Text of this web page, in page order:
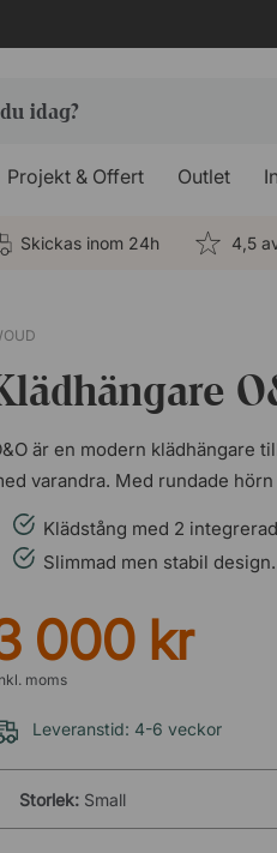
Projekt & Offert Outlet
Skickas inom 24h 4,5
är en modern klädhängare
varandra. Med rundade
Klädstång med 2
Slimmad men stabil design.
000 kr
moms
Leveranstid: 4-6 veckor
Storlek: Small